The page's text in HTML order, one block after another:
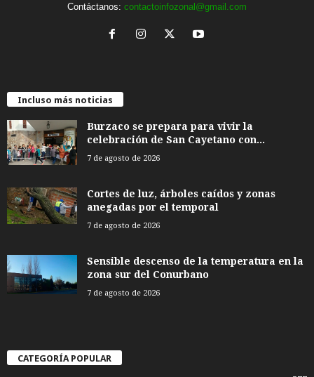
Contáctanos: contactoinfozonal@gmail.com
Incluso más noticias
Burzaco se prepara para vivir la
celebración de San Cayetano con...
7 de agosto de 2026
Cortes de luz, árboles caídos y zonas
anegadas por el temporal
7 de agosto de 2026
Sensible descenso de la temperatura en la
zona sur del Conurbano
7 de agosto de 2026
CATEGORÍA POPULAR